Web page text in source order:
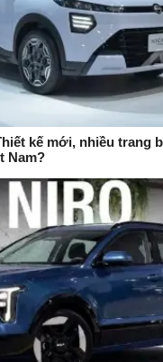
kế mới, nhiều trang
Nam?